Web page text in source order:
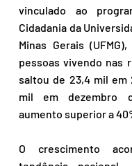
vinculado ao
Cidadania da
Minas Gerais
pessoas vivendo nas
saltou de 23,4 mil em
mil em dezembro
aumento superior a
O crescimento